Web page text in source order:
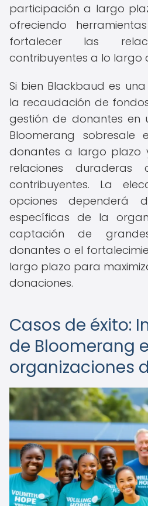
participación a largo
ofreciendo
fortalecer las
contribuyentes a lo largo
Si bien Blackbaud es
la recaudación de
gestión de donantes en
Bloomerang sobresale
donantes a largo plazo
relaciones
contribuyentes. La
opciones dependerá
específicas de la
captación de
donantes o el
largo plazo para
donaciones.
Casos de éxito:
de Bloomerang
organizaciones